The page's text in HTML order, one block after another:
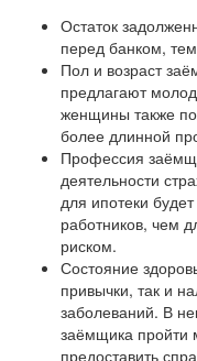
Остаток
перед банком,
Пол и возраст
предлагают
женщины также
более длинной
Профессия
деятельности
для ипотеки
работников, чем
риском.
Состояние
привычки, так и
заболеваний. В
заёмщика пройти
предоставить